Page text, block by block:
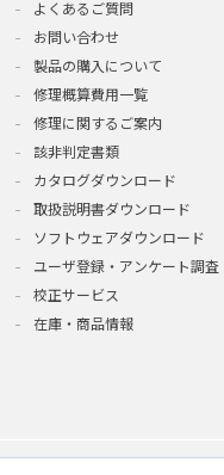
よくあるご質問
お問い合わせ
製品の購入について
修理概算費用一覧
修理に関するご案内
該非判定書類
カタログダウンロード
取扱説明書ダウンロード
ソフトウェアダウンロード
ユーザ登録・アンケート調査
校正サービス
在庫・商品情報